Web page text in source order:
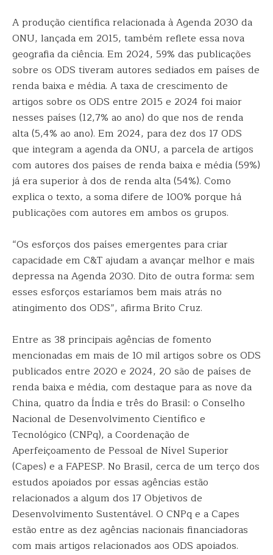
A produção científica relacionada à Agenda 2030 da
ONU, lançada em 2015, também reflete essa nova
geografia da ciência. Em 2024, 59% das publicações
sobre os ODS tiveram autores sediados em países de
renda baixa e média. A taxa de crescimento de
artigos sobre os ODS entre 2015 e 2024 foi maior
nesses países (12,7% ao ano) do que nos de renda
alta (5,4% ao ano). Em 2024, para dez dos 17 ODS
que integram a agenda da ONU, a parcela de artigos
com autores dos países de renda baixa e média (59%)
já era superior à dos de renda alta (54%). Como
explica o texto, a soma difere de 100% porque há
publicações com autores em ambos os grupos.
“Os esforços dos países emergentes para criar
capacidade em C&T ajudam a avançar melhor e mais
depressa na Agenda 2030. Dito de outra forma: sem
esses esforços estaríamos bem mais atrás no
atingimento dos ODS”, afirma Brito Cruz.
Entre as 38 principais agências de fomento
mencionadas em mais de 10 mil artigos sobre os ODS
publicados entre 2020 e 2024, 20 são de países de
renda baixa e média, com destaque para as nove da
China, quatro da Índia e três do Brasil: o Conselho
Nacional de Desenvolvimento Científico e
Tecnológico (CNPq), a Coordenação de
Aperfeiçoamento de Pessoal de Nível Superior
(Capes) e a FAPESP. No Brasil, cerca de um terço dos
estudos apoiados por essas agências estão
relacionados a algum dos 17 Objetivos de
Desenvolvimento Sustentável. O CNPq e a Capes
estão entre as dez agências nacionais financiadoras
com mais artigos relacionados aos ODS apoiados.